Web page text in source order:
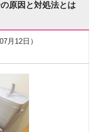
原因と対処法とは
月12日）